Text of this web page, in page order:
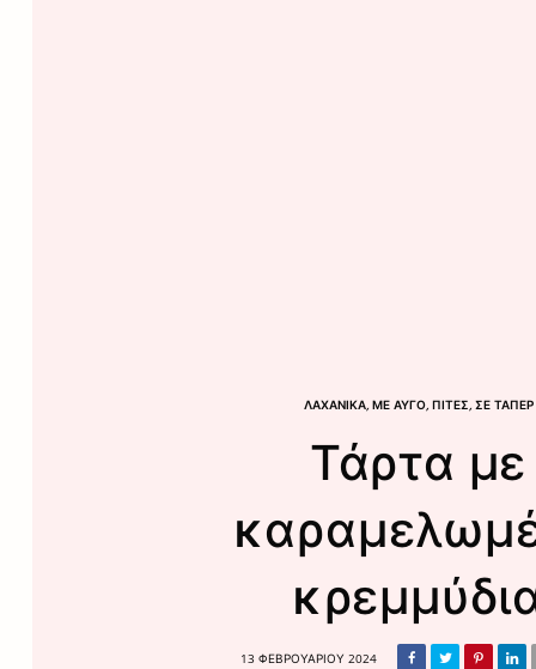
ΛΑΧΑΝΙΚΆ, ΜΕ ΑΥΓΌ, ΠΊΤΕΣ, ΣΕ ΤΆΠΕΡ
Τάρτα με
13 ΦΕΒΡΟΥΑΡΊΟΥ 2024